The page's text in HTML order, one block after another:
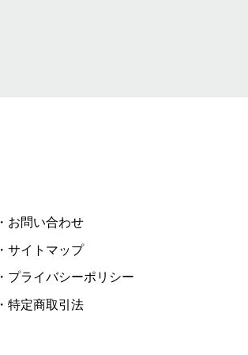
・お問い合わせ
・サイトマップ
・プライバシーポリシー
・特定商取引法